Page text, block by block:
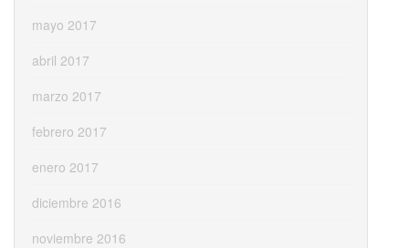
mayo 2017
abril 2017
marzo 2017
febrero 2017
enero 2017
diciembre 2016
noviembre 2016